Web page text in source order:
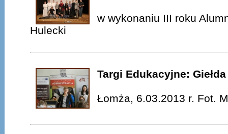
w wykonaniu III roku
Hulecki
Targi Edukacyjne:
Łomża, 6.03.2013 r. Fot.